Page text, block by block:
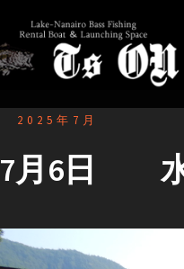
2025年7月
7月6日